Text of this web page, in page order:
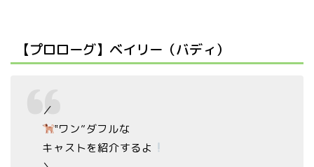
【プロローグ】ベイリー（バディ）
／
‟ワン”ダフルな
キャストを紹介するよ